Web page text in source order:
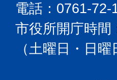
電話：0761-72-
市役所開庁時間
（土曜日・日